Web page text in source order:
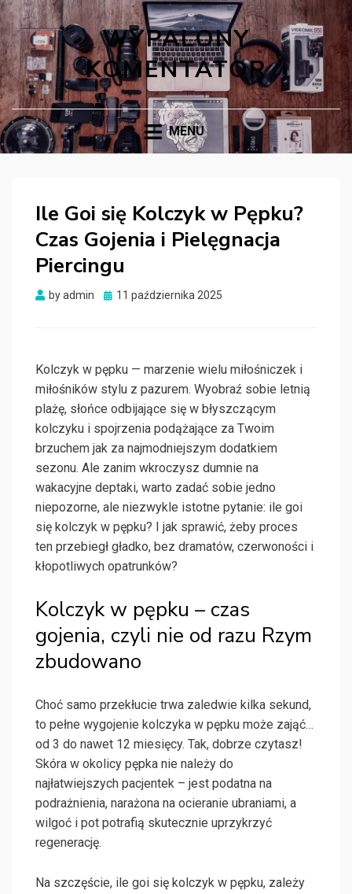
WYPALONY
KOMENTATOR
MENU
Ile Goi się Kolczyk w Pępku?
Czas Gojenia i Pielęgnacja
Piercingu
byadmin
Posted
11 października 2025
Kolczyk w pępku — marzenie wielu miłośniczek i
miłośników stylu z pazurem. Wyobraź sobie letnią
plażę, słońce odbijające się w błyszczącym
kolczyku i spojrzenia podążające za Twoim
brzuchem jak za najmodniejszym dodatkiem
sezonu. Ale zanim wkroczysz dumnie na
wakacyjne deptaki, warto zadać sobie jedno
niepozorne, ale niezwykle istotne pytanie: ile goi
się kolczyk w pępku? I jak sprawić, żeby proces
ten przebiegł gładko, bez dramatów, czerwoności i
kłopotliwych opatrunków?
Kolczyk w pępku – czas
gojenia, czyli nie od razu Rzym
zbudowano
Choć samo przekłucie trwa zaledwie kilka sekund,
to pełne wygojenie kolczyka w pępku może zająć…
od 3 do nawet 12 miesięcy. Tak, dobrze czytasz!
Skóra w okolicy pępka nie należy do
najłatwiejszych pacjentek – jest podatna na
podrażnienia, narażona na ocieranie ubraniami, a
wilgoć i pot potrafią skutecznie uprzykrzyć
regenerację.
Na szczęście, ile goi się kolczyk w pępku, zależy